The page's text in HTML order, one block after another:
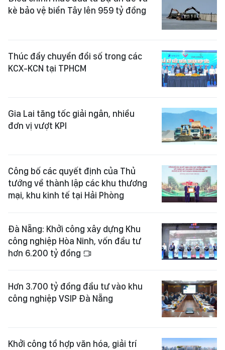
kè bảo vệ biển Tây lên 959 tỷ đồng
Thúc đẩy chuyển đổi số trong các
KCX-KCN tại TPHCM
Gia Lai tăng tốc giải ngân, nhiều
đơn vị vượt KPI
Công bố các quyết định của Thủ
tướng về thành lập các khu thương
mại, khu kinh tế tại Hải Phòng
Đà Nẵng: Khởi công xây dựng Khu
công nghiệp Hòa Ninh, vốn đầu tư
hơn 6.200 tỷ đồng
Hơn 3.700 tỷ đồng đầu tư vào khu
công nghiệp VSIP Đà Nẵng
Khởi công tổ hợp văn hóa, giải trí